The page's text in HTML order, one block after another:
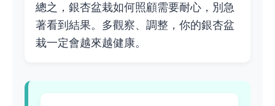
總之，銀杏盆栽如何照顧需要耐心，別急
著看到結果。多觀察、調整，你的銀杏盆
栽一定會越來越健康。